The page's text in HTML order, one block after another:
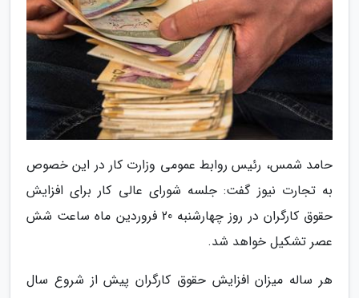
حامد شمس، رئیس روابط عمومی وزارت کار در این خصوص
به تجارت نیوز گفت: جلسه شورای عالی کار برای افزایش
حقوق کارگران در روز چهارشنبه 20 فروردین ماه ساعت شش
عصر تشکیل خواهد شد.
هر ساله میزان افزایش حقوق کارگران پیش از شروع سال